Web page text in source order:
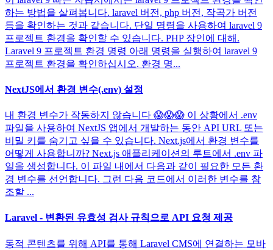
하는 방법을 살펴봅니다. laravel 버전, php 버전, 작곡가 버전
등을 확인하는 것과 같습니다. 단일 명령을 사용하여 laravel 9
프로젝트 환경을 확인할 수 있습니다. PHP 장인에 대해.
Laravel 9 프로젝트 환경 명령 아래 명령을 실행하여 laravel 9
프로젝트 환경을 확인하십시오. 환경 명...
NextJS에서 환경 변수(.env) 설정
내 환경 변수가 작동하지 않습니다 😱😱😱 이 상황에서 .env
파일을 사용하여 NextJS 앱에서 개발하는 동안 API URL 또는
비밀 키를 숨기고 싶을 수 있습니다. Next.js에서 환경 변수를
어떻게 사용합니까? Next.js 애플리케이션의 루트에서 .env 파
일을 생성합니다. 이 파일 내에서 다음과 같이 필요한 모든 환
경 변수를 선언합니다. 그런 다음 코드에서 이러한 변수를 참
조할 ...
Laravel - 변환된 유효성 검사 규칙으로 API 요청 제공
동적 콘텐츠를 위해 API를 통해 Laravel CMS에 연결하는 모바